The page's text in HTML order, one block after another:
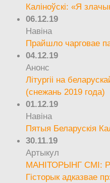
Каліноўскі: «Я
06.12.19
Навіна
Прайшло чарговае
04.12.19
Анонс
Літургіі на
(снежань 2019 года)
01.12.19
Навіна
Пятыя Беларускія
30.11.19
Артыкул
МАНІТОРЫНГ СМІ:
Гісторык адказвае